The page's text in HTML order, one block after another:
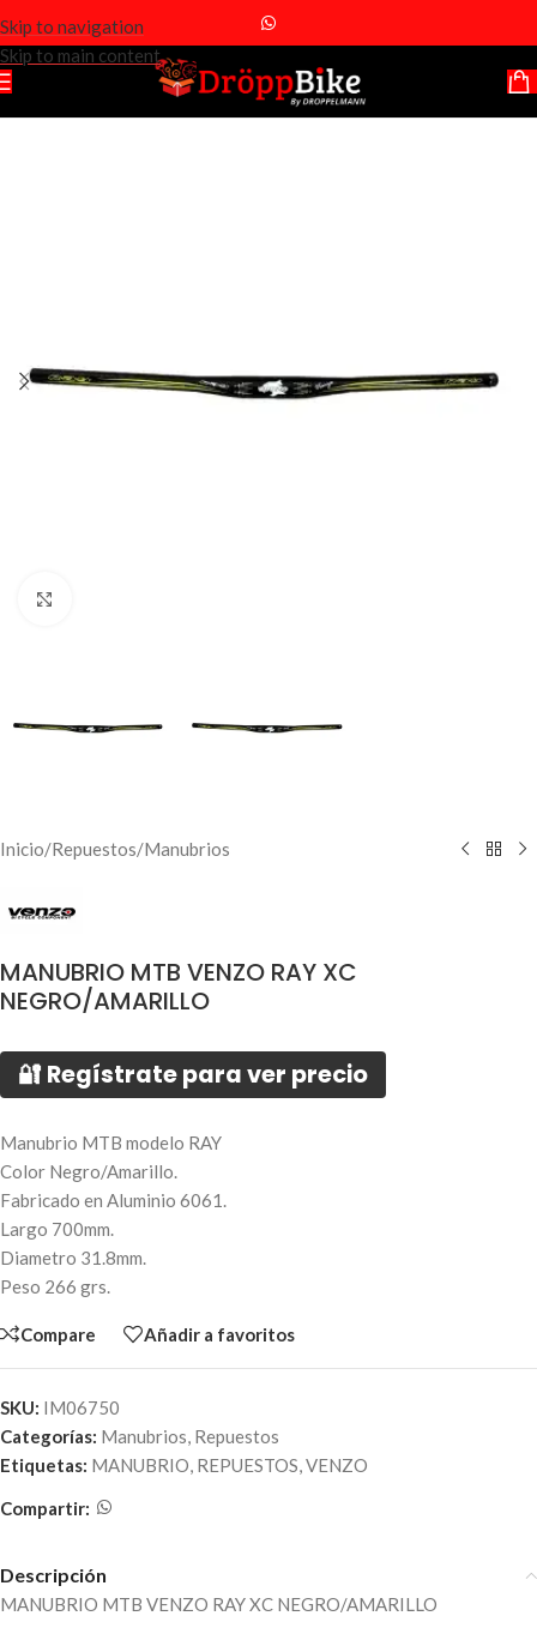
Skip to navigation
Skip to main content
Inicio/Repuestos/Manubrios
MANUBRIO MTB VENZO RAY XC
NEGRO/AMARILLO
🔐 Regístrate para ver precio
Manubrio MTB modelo RAY
Color Negro/Amarillo.
Fabricado en Aluminio 6061.
Largo 700mm.
Diametro 31.8mm.
Peso 266 grs.
Compare Añadir a favoritos
SKU: IM06750
Categorías: Manubrios, Repuestos
Etiquetas: MANUBRIO, REPUESTOS,VENZO
Compartir:
Descripción
MANUBRIO MTB VENZO RAY XC NEGRO/AMARILLO